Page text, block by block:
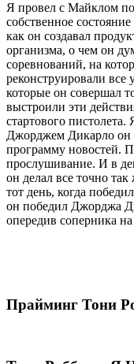
Я провел с Майклом
собственное состояние
как он создавал
организма, о чем он
соревнований, на
реконструировали все
которые он совершал
выстроили эти
стартового
Джорджем Дикарло он
программу новостей.
прослушивание. И в
он делал все точно
тот день, когда
он победил Джорджа
опередив соперника
Прайминг Тони